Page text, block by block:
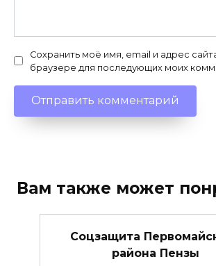
Сохранить моё имя, email и адрес
браузере для последующих моих
Вам также может
Соцзащита
района Пензы